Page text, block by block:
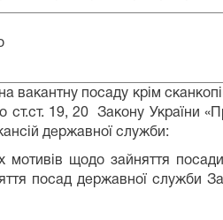
вакантну посаду крім
ст.ст. 19, 20 Закону України
державної служби:
мотивів щодо зайняття
посад державної служби